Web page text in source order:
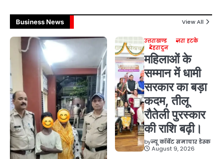
Business News View All
उत्तराखण्ड
ज़रा हटके
देहरादून
महिलाओं के
सम्मान में धामी
सरकार का बड़ा
कदम, तीलू
रौतेली पुरस्कार
की राशि बढ़ी।
byन्यू कॉर्बेट समाचार डेस्क
August 9, 2026